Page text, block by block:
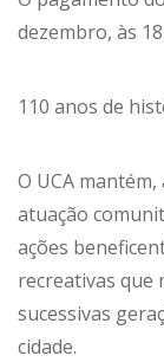
dezembro, às
110 anos de
O UCA
atuação
ações
recreativas que
sucessivas
cidade.